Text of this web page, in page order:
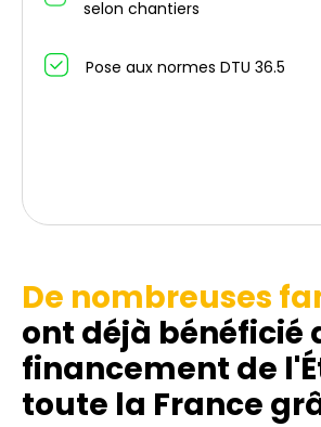
selon chantiers
Pose aux normes DTU 36.5
De nombreuses
ont déjà bénéficié
financement de
toute la France